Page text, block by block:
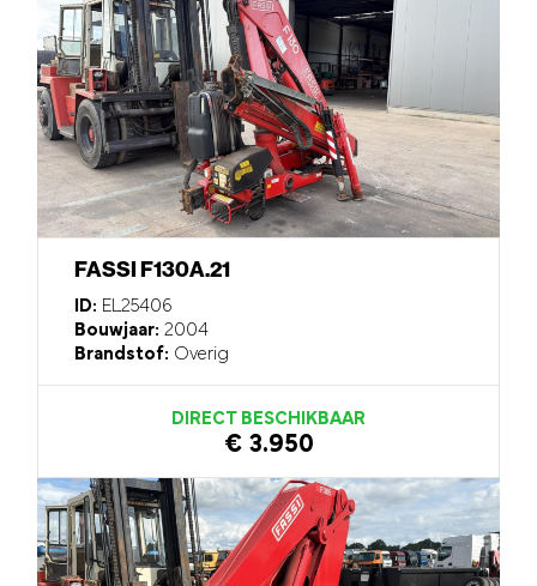
FASSI F130A.21
ID: EL25406
Bouwjaar: 2004
Brandstof: Overig
DIRECT BESCHIKBAAR
€ 3.950